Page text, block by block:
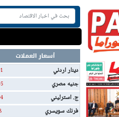
أسعار العملات
دينار اردني
جنيه مصري
ج. استرليني
فرنك سويسري